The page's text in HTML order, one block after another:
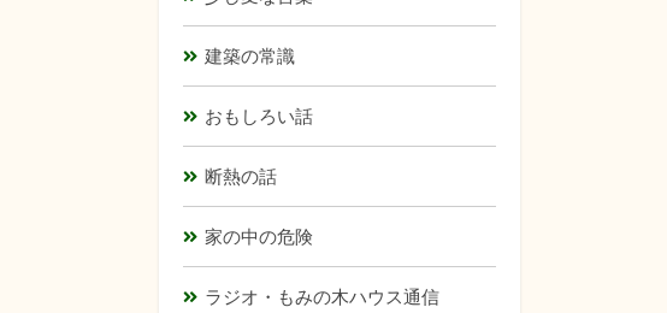
建築の常識
おもしろい話
断熱の話
家の中の危険
ラジオ・もみの木ハウス通信